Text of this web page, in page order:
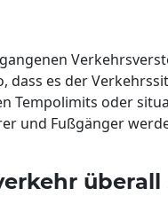
dass es der
Tempolimits oder
und Fußgänger
überall